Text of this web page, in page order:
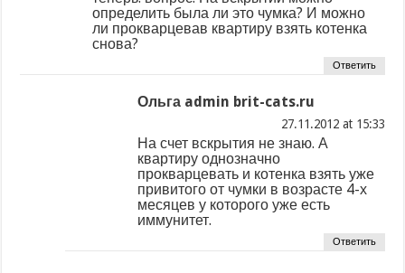
определить была ли это чумка? И можно
ли прокварцевав квартиру взять котенка
снова?
Ответить
Ольга admin brit-cats.ru
at
На счет вскрытия не знаю. А
квартиру однозначно
прокварцевать и котенка взять уже
привитого от чумки в возрасте 4-х
месяцев у которого уже есть
иммунитет.
Ответить